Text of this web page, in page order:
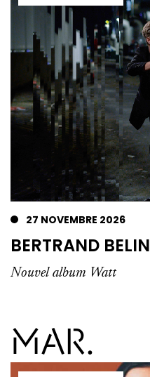
27 NOVEMBRE 2026
BERTRAND BELIN
Nouvel album Watt
MAR.